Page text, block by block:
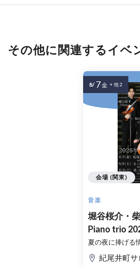
その他に関連するイベ
音楽
堀谷桜介・
Piano trio
夏の夜に捧げる
紀尾井町サロンホ
会場 (関東)
8/ 7金 + 他 2